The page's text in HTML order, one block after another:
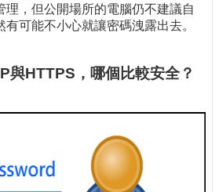
理，但公開場所的電腦仍不建議自
可能不小心就讓密碼洩露出去。
與HTTPS，哪個比較安全？